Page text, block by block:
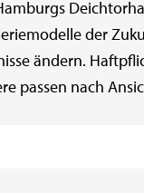
der
ändern.
passen nach